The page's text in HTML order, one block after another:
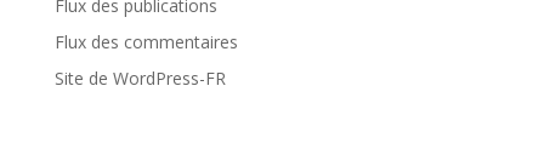
Flux des publications
Flux des commentaires
Site de WordPress-FR